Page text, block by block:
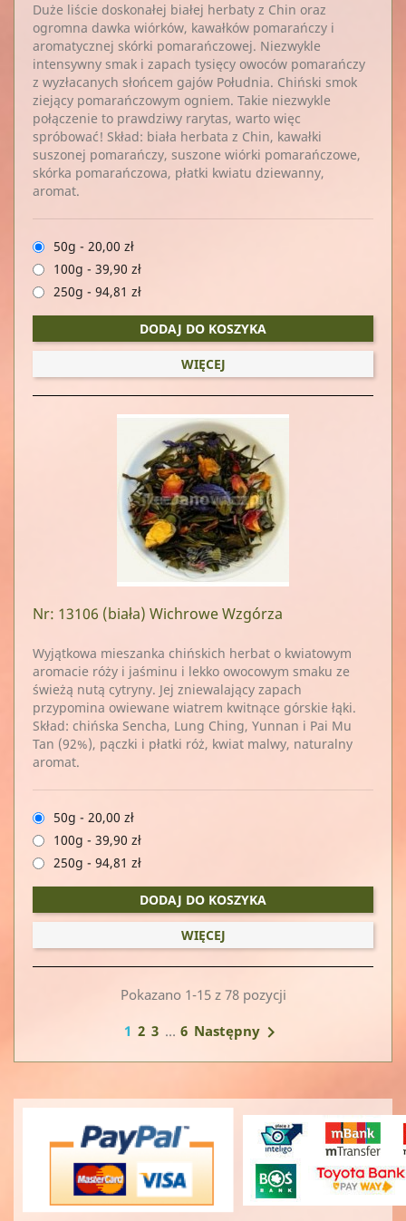
Duże liście doskonałej białej herbaty z Chin oraz
ogromna dawka wiórków, kawałków pomarańczy i
aromatycznej skórki pomarańczowej. Niezwykle
intensywny smak i zapach tysięcy owoców pomarańczy
z wyzłacanych słońcem gajów Południa. Chiński smok
ziejący pomarańczowym ogniem. Takie niezwykle
połączenie to prawdziwy rarytas, warto więc
spróbować! Skład: biała herbata z Chin, kawałki
suszonej pomarańczy, suszone wiórki pomarańczowe,
skórka pomarańczowa, płatki kwiatu dziewanny,
aromat.
50g - 20,00 zł
100g - 39,90 zł
250g - 94,81 zł
DODAJ DO KOSZYKA
WIĘCEJ
Nr: 13106 (biała) Wichrowe Wzgórza
Wyjątkowa mieszanka chińskich herbat o kwiatowym
aromacie róży i jaśminu i lekko owocowym smaku ze
świeżą nutą cytryny. Jej zniewalający zapach
przypomina owiewane wiatrem kwitnące górskie łąki.
Skład: chińska Sencha, Lung Ching, Yunnan i Pai Mu
Tan (92%), pączki i płatki róż, kwiat malwy, naturalny
aromat.
50g - 20,00 zł
100g - 39,90 zł
250g - 94,81 zł
DODAJ DO KOSZYKA
WIĘCEJ
Pokazano 1-15 z 78 pozycji
1 2 3 … 6 Następny 